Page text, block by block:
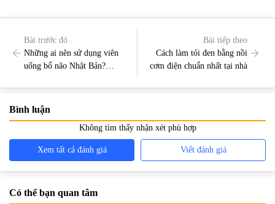
Bài trước đó
Những ai nên sử dụng viên
uống bổ não Nhật Bản?
Bài tiếp theo
Cách làm tỏi đen bằng nồi
cơm điện chuẩn nhất tại nhà
Bình luận
Không tìm thấy nhận xét phù hợp
Xem tất cả đánh giá Viết đánh giá
Có thể bạn quan tâm